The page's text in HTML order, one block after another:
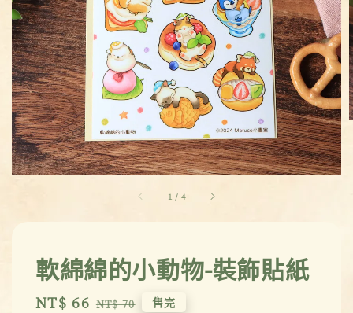
1 / 4
軟綿綿的小動物-裝飾貼紙
Sale
NT$ 66 Regular
NT$ 70 售完